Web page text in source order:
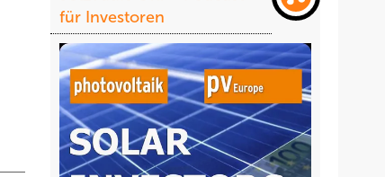
für Investoren